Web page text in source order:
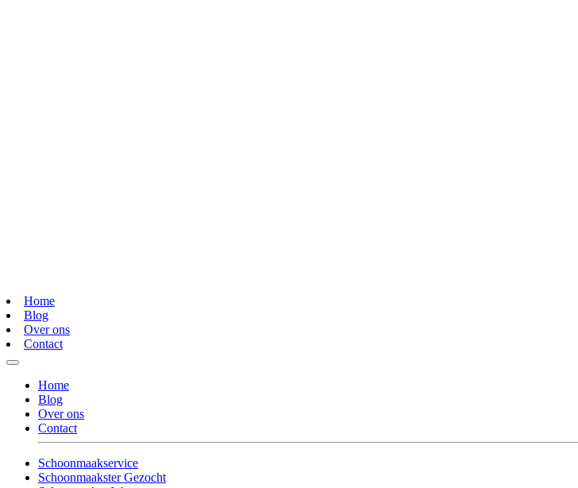
Home
Blog
Over ons
Contact
Home
Blog
Over ons
Contact
Schoonmaakservice
Schoonmaakster Gezocht